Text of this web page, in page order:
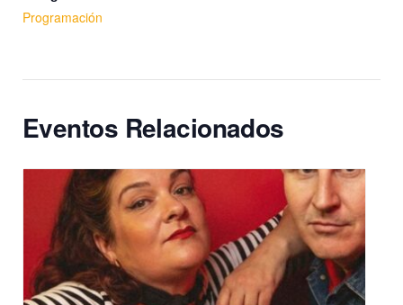
Programación
Eventos Relacionados